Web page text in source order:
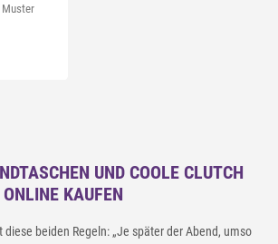
UND COOLE CLUTCH
KAUFEN
beiden Regeln: „Je später der Abend, umso